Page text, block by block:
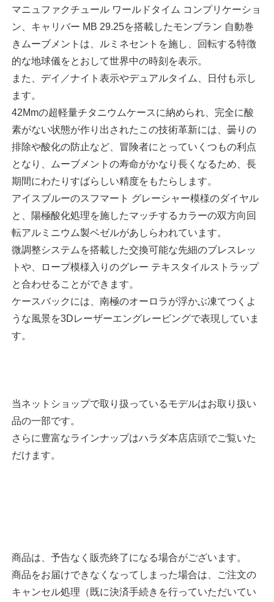
マニュファクチュール ワールドタイム コンプリケーショ
ン、キャリバー MB 29.25を搭載したモンブラン 自動巻
きムーブメントは、ルミネセントを施し、回転する特徴
的な地球儀をとおして世界中の時刻を表示。
また、デイ／ナイト表示やデュアルタイム、日付も示し
ます。
42Mmの超軽量チタニウムケースに納められ、完全に酸
素がない状態が作り出されたこの技術革新には、曇りの
排除や酸化の防止など、冒険者にとっていくつもの利点
となり、ムーブメントの寿命がかなり長くなるため、長
期間にわたりすばらしい精度をもたらします。
アイスブルーのスフマート グレーシャー模様のダイヤル
と、陽極酸化処理を施したマッチするカラーの双方向回
転アルミニウム製ベゼルがあしらわれています。
微調整システムを搭載した交換可能な先細のブレスレッ
トや、ロープ模様入りのグレー テキスタイルストラップ
と合わせることができます。
ケースバックには、南極のオーロラが浮かぶ凍てつくよ
うな風景を3Dレーザーエングレービングで表現していま
す。
当ネットショップで取り扱っているモデルはお取り扱い
品の一部です。
さらに豊富なラインナップはハラダ本店店頭でご覧いた
だけます。
商品は、予告なく販売終了になる場合がございます。
商品をお届けできなくなってしまった場合は、ご注文の
キャンセル処理（既に決済手続きを行っていただいてい